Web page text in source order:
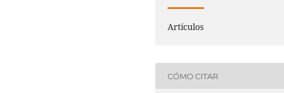
Artículos
CÓMO CITAR